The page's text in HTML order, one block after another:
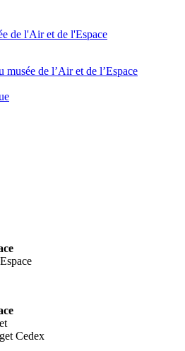
musée de l’Air et de l’Espace
Cedex